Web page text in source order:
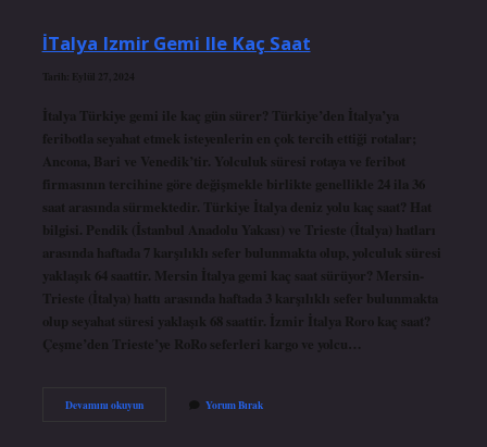
İTalya Izmir Gemi Ile Kaç Saat
Tarih: Eylül 27, 2024
İtalya Türkiye gemi ile kaç gün sürer? Türkiye’den İtalya’ya
feribotla seyahat etmek isteyenlerin en çok tercih ettiği rotalar;
Ancona, Bari ve Venedik’tir. Yolculuk süresi rotaya ve feribot
firmasının tercihine göre değişmekle birlikte genellikle 24 ila 36
saat arasında sürmektedir. Türkiye İtalya deniz yolu kaç saat? Hat
bilgisi. Pendik (İstanbul Anadolu Yakası) ve Trieste (İtalya) hatları
arasında haftada 7 karşılıklı sefer bulunmakta olup, yolculuk süresi
yaklaşık 64 saattir. Mersin İtalya gemi kaç saat sürüyor? Mersin-
Trieste (İtalya) hattı arasında haftada 3 karşılıklı sefer bulunmakta
olup seyahat süresi yaklaşık 68 saattir. İzmir İtalya Roro kaç saat?
Çeşme’den Trieste’ye RoRo seferleri kargo ve yolcu…
Devamını okuyunİTalya
Yorum Bırak